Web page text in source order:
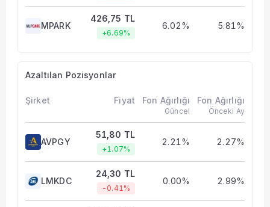
MPARK
426,75 TL
+6.69%
6.02% 5.81%
Azaltılan Pozisyonlar
Şirket Fiyat Fon Ağırlığı
Güncel
Fon Ağırlığı
Önceki Ay
AVPGY
51,80 TL
+1.07%
2.21% 2.27%
LMKDC
24,30 TL
-0.41%
0.00% 2.99%